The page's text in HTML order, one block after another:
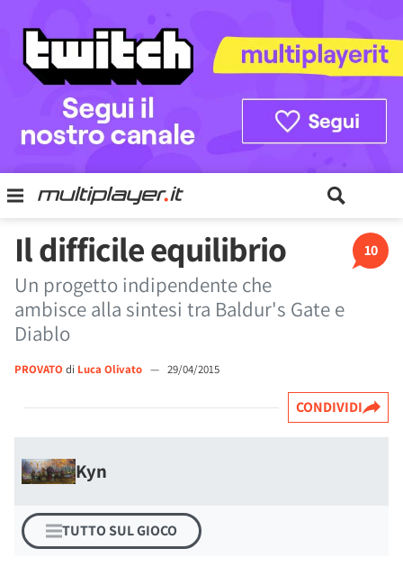
10
Il difficile equilibrio
Un progetto indipendente che
ambisce alla sintesi tra Baldur's Gate e
Diablo
PROVATO di Luca Olivato — 29/04/2015
CONDIVIDI
Kyn
TUTTO SUL GIOCO